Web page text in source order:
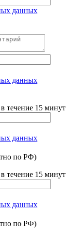
данных
данных
течение 15 минут
данных
по РФ)
течение 15 минут
данных
по РФ)